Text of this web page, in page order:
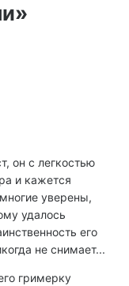
он с легкостью
и кажется
уверены,
удалось
его
не снимает...
гримерку